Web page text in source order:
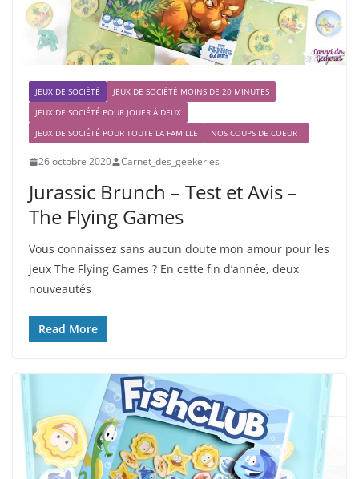
JEUX DE SOCIÉTÉ
JEUX DE SOCIÉTÉ MOINS DE 20 MINUTES
JEUX DE SOCIÉTÉ POUR JOUER À DEUX
JEUX DE SOCIÉTÉ POUR TOUTE LA FAMILLE
NOS COUPS DE COEUR !
26 octobre 2020 Carnet_des_geekeries
Jurassic Brunch – Test et Avis –
The Flying Games
Vous connaissez sans aucun doute mon amour pour les
jeux The Flying Games ? En cette fin d’année, deux
nouveautés
Read More